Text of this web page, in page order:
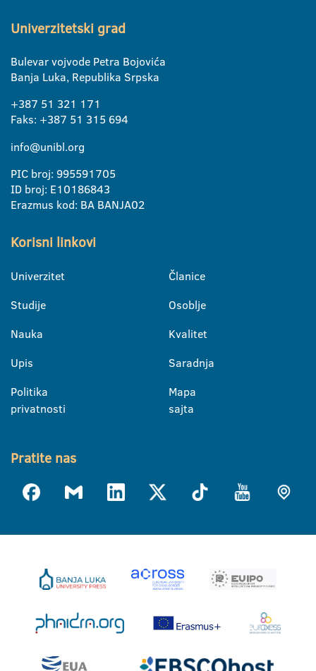
Univerzitetski grad
Bulevar vojvode Petra Bojovića
Banja Luka, Republika Srpska
+387 51 321 171
Faks: +387 51 315 694
info@unibl.org
PIC broj: 995591705
ID broj: E10186843
Erazmus kod: BA BANJA02
Korisni linkovi
Univerzitet
Studije
Nauka
Upis
Politika
privatnosti
Članice
Osoblje
Kvalitet
Saradnja
Mapa
sajta
Pratite nas